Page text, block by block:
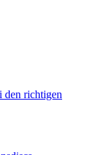
den richtigen